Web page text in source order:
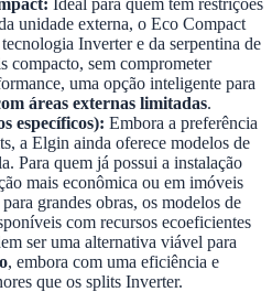
unidade externa, o Eco Compact
Inverter e da serpentina de
compacto, sem comprometer
uma opção inteligente para
áreas externas limitadas.
específicos): Embora a preferência
a Elgin ainda oferece modelos de
Para quem já possui a instalação
mais econômica ou em imóveis
grandes obras, os modelos de
com recursos ecoeficientes
ser uma alternativa viável para
, embora com uma eficiência e
que os splits Inverter.